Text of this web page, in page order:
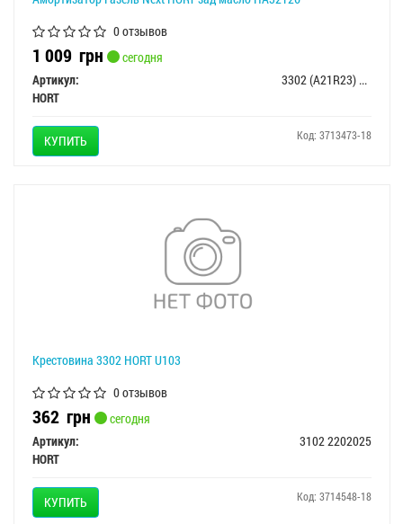
0 отзывов
1 009 грн
сегодня
Артикул:
3302 (A21R23) 2915004
HORT
КУПИТЬ Код: 3713473-18
Крестовина 3302 HORT U103
0 отзывов
362 грн
сегодня
Артикул:
3102 2202025
HORT
КУПИТЬ Код: 3714548-18